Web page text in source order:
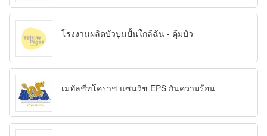
โรงงานผลิตบัวปูนปั้นใกล้ฉัน - คุ้มบัว
เมทัลชีทโคราช แซนวิช EPS กันความร้อน